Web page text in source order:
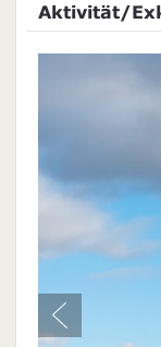
Aktivität/